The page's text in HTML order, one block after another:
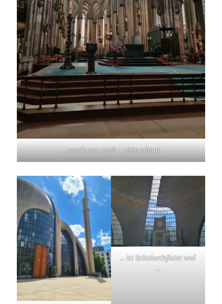
… wurde von 1248 – 1880 erbaut.
… ist lichtdurchflutet und
…